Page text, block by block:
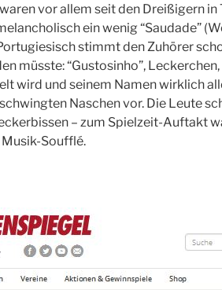
vor allem seit den Dreißigern
ein wenig “Saudade”
stimmt den Zuhörer
müsste: “Gustosinho”,
wird und seinem Namen wirklich
Naschen vor. Die Leute
– zum Spielzeit-Auftakt
Soufflé.